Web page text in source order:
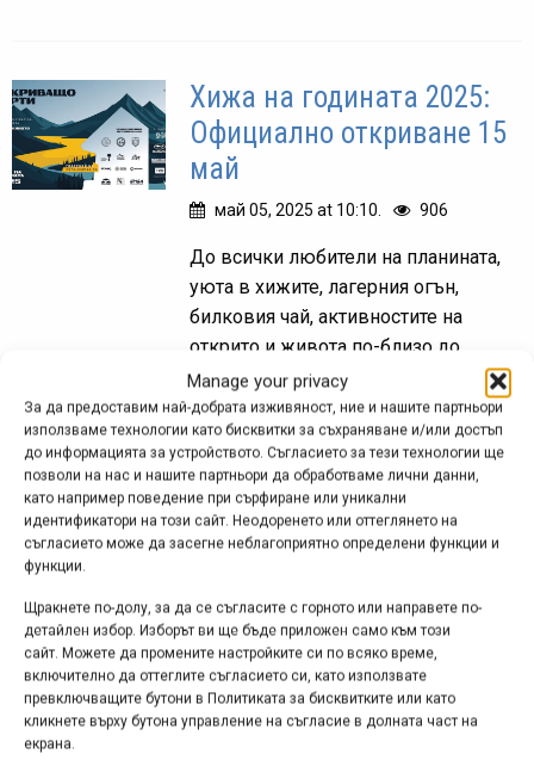
Manage your privacy
За да предоставим най-добрата изживяност, ние и нашите партньори
използваме технологии като бисквитки за съхраняване и/или достъп
до информацията за устройството. Съгласието за тези технологии ще
позволи на нас и нашите партньори да обработваме лични данни,
като например поведение при сърфиране или уникални
идентификатори на този сайт. Неодоренето или оттеглянето на
съгласието може да засегне неблагоприятно определени функции и
функции.
Щракнете по-долу, за да се съгласите с горното или направете по-
детайлен избор. Изборът ви ще бъде приложен само към този
сайт. Можете да промените настройките си по всяко време,
включително да оттеглите съгласието си, като използвате
превключващите бутони в Политиката за бисквитките или като
кликнете върху бутона управление на съгласие в долната част на
екрана.
Хижа на годината 2025:
Официално откриване 15
май
май 05, 2025 at 10:10. 906
До всички любители на планината,
уюта в хижите, лагерния огън,
билковия чай, активностите на
открито и живота по-близо до
природа: стартира новото издание на
кампанията в подкрепа на хижите и...
Хижа на годината 2024 –
награждаване
Обществено гласуване определи
носители на грантове за над 65 000
лв. и най-добрите хижи и заслони в
кампания "Хижа на годината" 2024.